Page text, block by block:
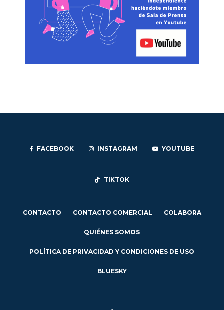
FACEBOOK INSTAGRAM YOUTUBE
TIKTOK
CONTACTO CONTACTO COMERCIAL COLABORA
QUIÉNES SOMOS
POLÍTICA DE PRIVACIDAD Y CONDICIONES DE USO
BLUESKY